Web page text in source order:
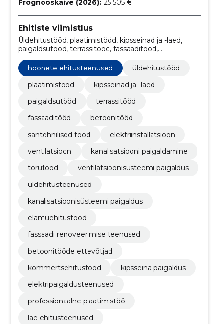
Prognooskäive (2026): 25 505 €
Ehitiste viimistlus
Üldehitustööd, plaatimistööd, kipsseinad ja -laed,
paigaldsutööd, terrassitööd, fassaaditööd,
ventilatsioon
hoonete ehitusteenused
üldehitustööd
plaatimistööd
kipsseinad ja -laed
paigaldsutööd
terrassitööd
fassaaditööd
betoonitööd
santehnilised tööd
elektriinstallatsioon
ventilatsioon
kanalisatsiooni paigaldamine
torutööd
ventilatsioonisüsteemi paigaldus
üldehitusteenused
kanalisatsioonisüsteemi paigaldus
elamuehitustööd
fassaadi renoveerimise teenused
betoonitööde ettevõtjad
kommertsehitustööd
kipsseina paigaldus
elektripaigaldusteenused
professionaalne plaatimistöö
lae ehitusteenused